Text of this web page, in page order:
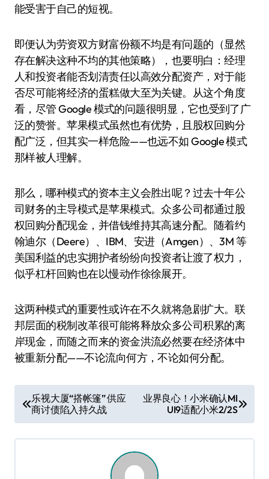
能受害于自己的短视。
即便认为劳资双方财富份额不均是有问题的（显然
存在解决这种不均的其他策略），也要明白：经理
人和投资者能否划清责任以高效分配资产，对于能
否尽可能将经济的蛋糕做大至为关键。从这个角度
看，尽管 Google 模式的问题很明显，它也受到了广
泛的赞誉。苹果模式虽然也有优势，且股权回购分
配广泛，但其实一样危险——也远不如 Google 模式
那样被人理解。
那么，哪种模式的资本主义会胜出呢？过去十年公
司财务的主导模式是苹果模式。众多公司都通过股
权回购分配现金，并借钱维持其高速分配。随着约
翰迪尔（Deere）、IBM、安进（Amgen）、3M 等
美国利益的忠实拥护者纷纷向投资者让渡了权力，
似乎杠杆回购也在以慢动作徐徐展开。
这两种模式的重要性或许在不久就将急剧扩大。联
邦层面的税制改革很可能将释放众多公司积累的离
岸现金，而随之而来的资金洪流必然要在经济体中
被重新分配——不论流向何方，不论如何分配。
章
导
乐视大厦“搭帐篷” 供应
商讨债陷入持久战
业界良心！小米确认MI
UI9适配小米2/2S